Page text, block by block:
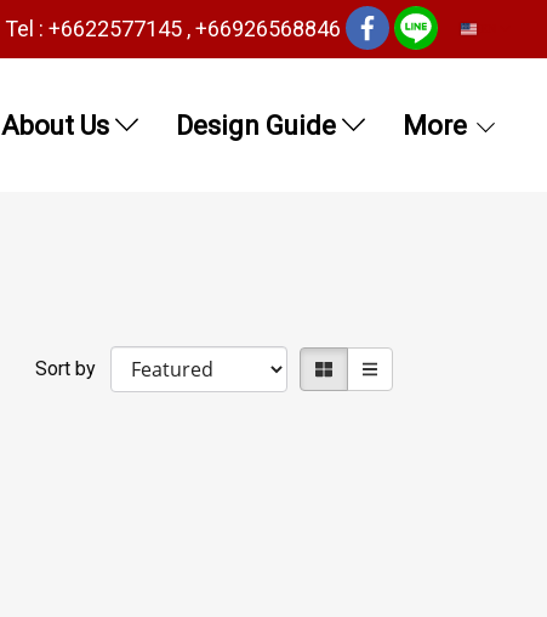
Tel : +6622577145 , +66926568846
About Us Design Guide More
Sort by